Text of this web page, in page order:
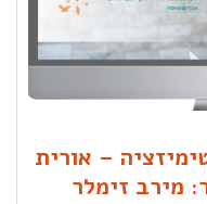
– אורית
מירב זימלר